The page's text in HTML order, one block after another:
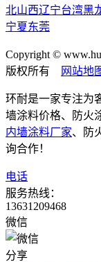
北山西辽宁台湾黑
宁夏东莞
Copyright ©
版权所有
网站地
环耐是一家专注为
墙涂料价格、防火
内墙涂料厂家、防
询合作！
电话
服务热线：
13631209468
微信
分享